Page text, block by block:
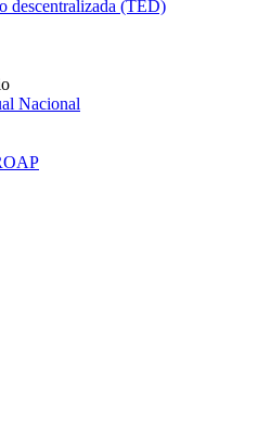
descentralizada (TED)
Nacional